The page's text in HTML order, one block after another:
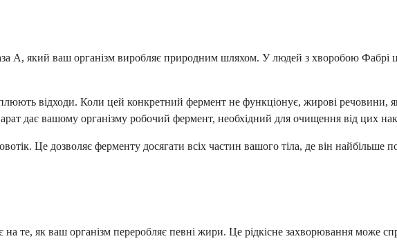
А, який ваш організм виробляє природним шляхом. У людей з хворобою Фабрі
відходи. Коли цей конкретний фермент не функціонує, жирові речовини,
дає вашому організму робочий фермент, необхідний для очищення від цих
Це дозволяє ферменту досягати всіх частин вашого тіла, де він найбільше
на те, як ваш організм переробляє певні жири. Це рідкісне захворювання може